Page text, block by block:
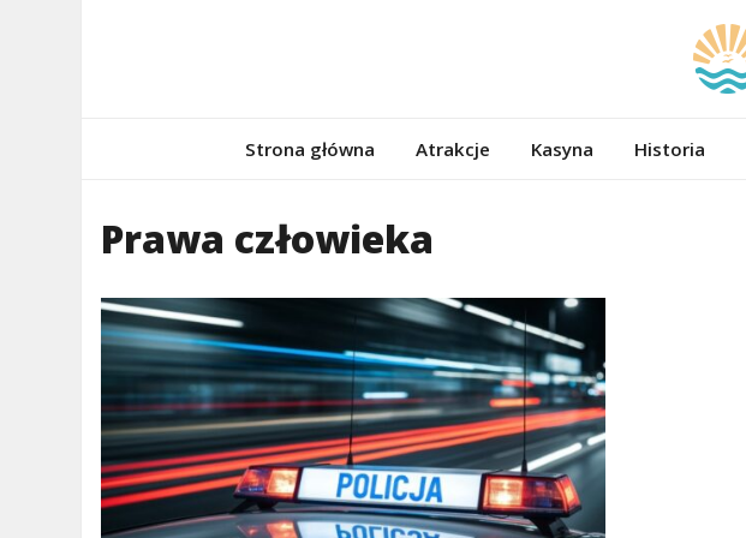
porzadnepomorze.pl
Strona główna Atrakcje Kasyna Historia
Prawa człowieka